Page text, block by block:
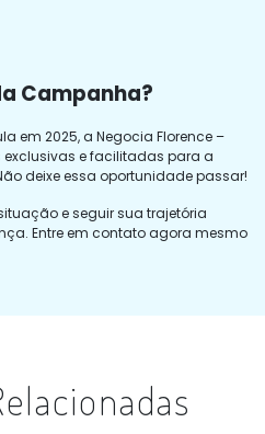
Campanha?
em 2025, a Negocia Florence –
exclusivas e facilitadas para a
deixe essa oportunidade passar!
e seguir sua trajetória
Entre em contato agora mesmo